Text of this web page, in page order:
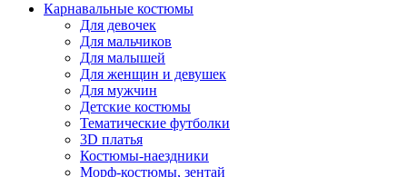
Карнавальные костюмы
Для девочек
Для мальчиков
Для малышей
Для женщин и девушек
Для мужчин
Детские костюмы
Тематические футболки
3D платья
Костюмы-наездники
Морф-костюмы, зентай